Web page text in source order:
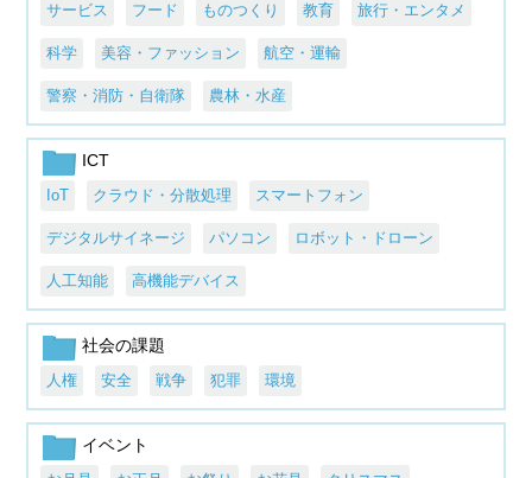
サービス フード ものつくり 教育 旅行・エンタメ
科学 美容・ファッション 航空・運輸
警察・消防・自衛隊 農林・水産
ICT
IoT クラウド・分散処理 スマートフォン
デジタルサイネージ パソコン ロボット・ドローン
人工知能 高機能デバイス
社会の課題
人権 安全 戦争 犯罪 環境
イベント